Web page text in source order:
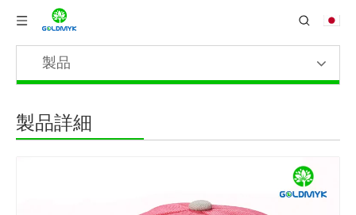
製品
製品詳細